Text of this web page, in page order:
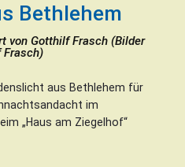
Bethlehem
von Gotthilf Frasch (Bilder
Frasch)
aus Bethlehem für
im
„Haus am Ziegelhof“